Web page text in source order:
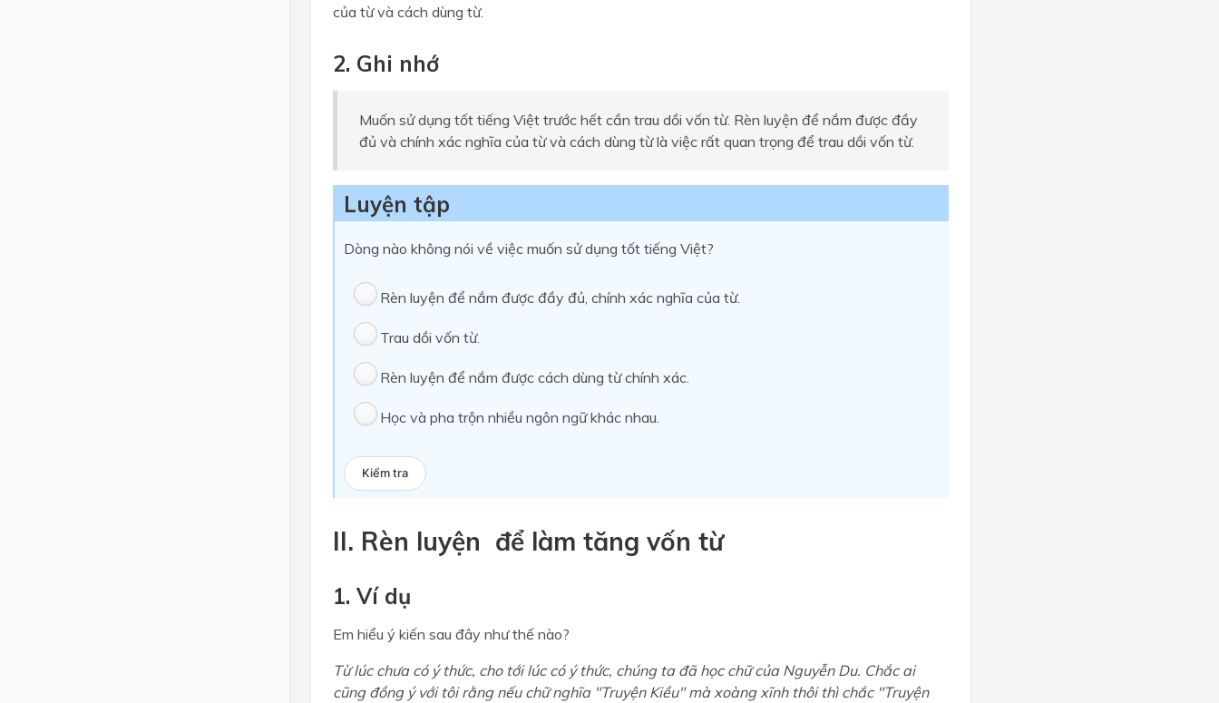
của từ và cách dùng từ.
2. Ghi nhớ
Muốn sử dụng tốt tiếng Việt trước hết cần trau dồi vốn từ. Rèn luyện để nắm được đầy
đủ và chính xác nghĩa của từ và cách dùng từ là việc rất quan trọng để trau dồi vốn từ.
Luyện tập
Dòng nào không nói về việc muốn sử dụng tốt tiếng Việt?
Rèn luyện để nắm được đầy đủ, chính xác nghĩa của từ.
Trau dồi vốn từ.
Rèn luyện để nắm được cách dùng từ chính xác.
Học và pha trộn nhiều ngôn ngữ khác nhau.
Kiểm tra
II. Rèn luyện để làm tăng vốn từ
1. Ví dụ
Em hiểu ý kiến sau đây như thế nào?
Từ lúc chưa có ý thức, cho tới lúc có ý thức, chúng ta đã học chữ của Nguyễn Du. Chắc ai
cũng đồng ý với tôi rằng nếu chữ nghĩa "Truyện Kiều" mà xoàng xĩnh thôi thì chắc "Truyện